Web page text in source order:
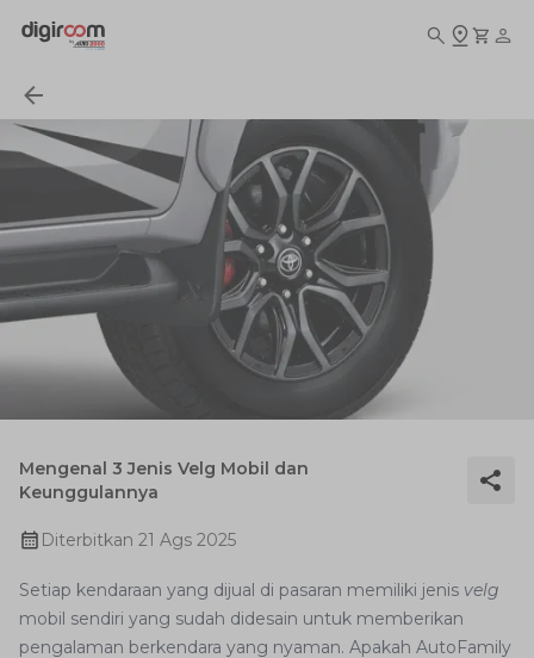
Mengenal 3 Jenis Velg Mobil dan
Keunggulannya
Diterbitkan 21 Ags 2025
Setiap kendaraan yang dijual di pasaran memiliki jenis velg
mobil sendiri yang sudah didesain untuk memberikan
pengalaman berkendara yang nyaman. Apakah AutoFamily